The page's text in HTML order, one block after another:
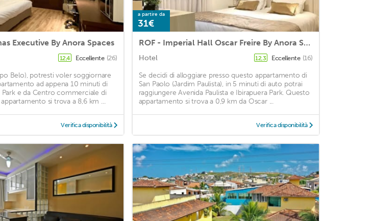
Executive By Anora Spaces
12,4 Eccellente (26)
Belo), potresti voler soggiornare
ad appena 10 minuti di
e da Centro commerciale di
si trova a 8,6 km ...
Verifica disponibilità
a partire da
31€
ROF - Imperial Hall Oscar Freire By Anora Spaces
Hotel 12,3 Eccellente (16)
Se decidi di alloggiare presso questo appartamento di
San Paolo (Jardim Paulista), in 5 minuti di auto potrai
raggiungere Avenida Paulista e Ibirapuera Park. Questo
appartamento si trova a 0,9 km da Oscar ...
Verifica disponibilità